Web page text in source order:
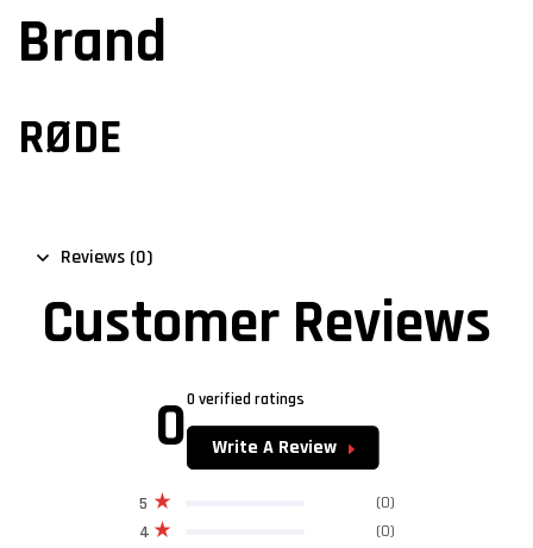
Brand
RØDE
Reviews (0)
Customer Reviews
00 verified ratings
Write A Review
4 (0)
5 (0)